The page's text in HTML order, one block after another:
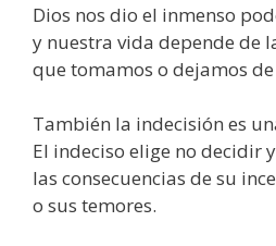
Dios nos dio el inmenso
y nuestra vida depende de
que tomamos o dejamos
También la indecisión es
El indeciso elige no decidir
las consecuencias de su
o sus temores.